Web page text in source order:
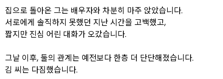
집으로 돌아온 그는 배우자와 차분히 마주 앉았습니다.
서로에게 솔직하지 못했던 지난 시간을 고백했고,
짧지만 진심 어린 대화가 오갔습니다.
그날 이후, 둘의 관계는 예전보다 한층 더 단단해졌습니다.
김 씨는 다짐했습니다.